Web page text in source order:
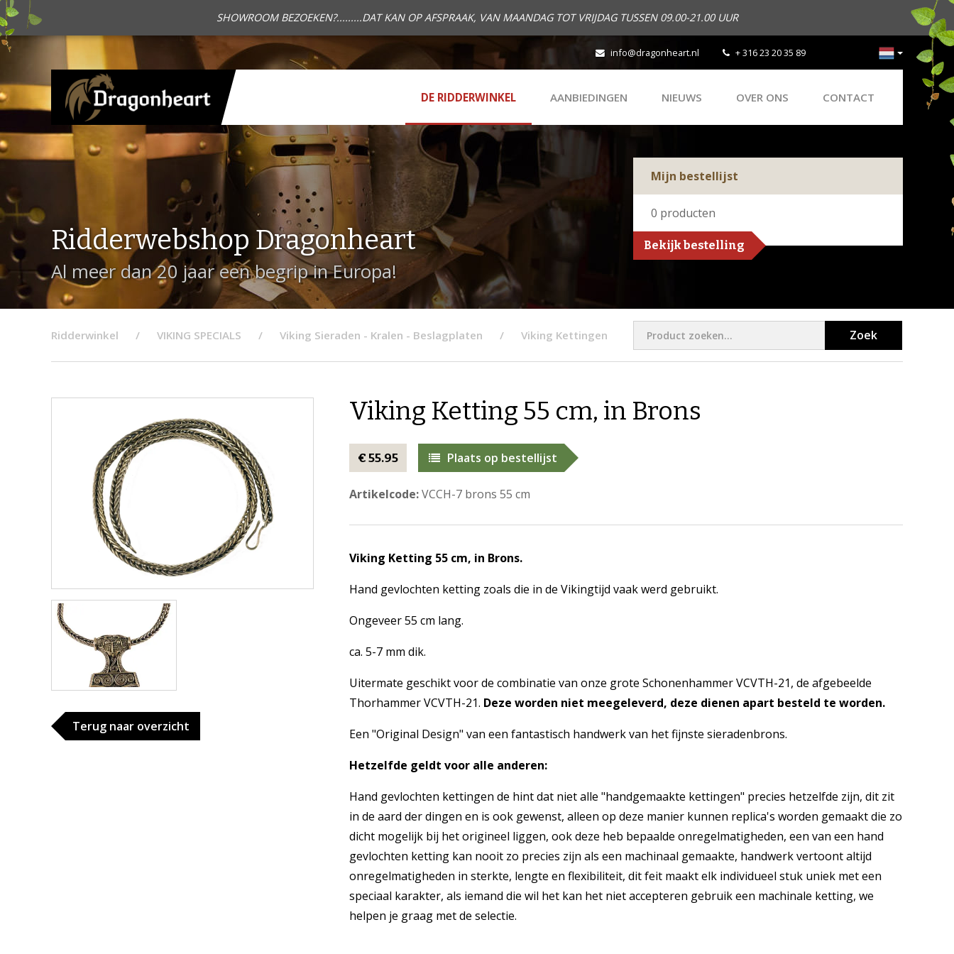
SHOWROOM BEZOEKEN?.........DAT KAN OP AFSPRAAK, VAN MAANDAG TOT VRIJDAG TUSSEN 09.00-21.00 UUR
info@dragonheart.nl + 316 23 20 35 89
DE RIDDERWINKEL AANBIEDINGEN NIEUWS OVER ONS CONTACT
Ridderwebshop Dragonheart
Al meer dan 20 jaar een begrip in Europa!
Mijn bestellijst
0 producten
Bekijk bestelling
Ridderwinkel VIKING SPECIALS Viking Sieraden - Kralen - Beslagplaten Viking Kettingen Zoek
Terug naar overzicht
Viking Ketting 55 cm, in Brons
€ 55.95 Plaats op bestellijst
Artikelcode:VCCH-7 brons 55 cm
Viking Ketting 55 cm, in Brons.
Hand gevlochten ketting zoals die in de Vikingtijd vaak werd gebruikt.
Ongeveer 55 cm lang.
ca. 5-7 mm dik.
Uitermate geschikt voor de combinatie van onze grote Schonenhammer VCVTH-21, de afgebeelde
Thorhammer VCVTH-21. Deze worden niet meegeleverd, deze dienen apart besteld te worden.
Een "Original Design" van een fantastisch handwerk van het fijnste sieradenbrons.
Hetzelfde geldt voor alle anderen:
Hand gevlochten kettingen de hint dat niet alle "handgemaakte kettingen" precies hetzelfde zijn, dit zit
in de aard der dingen en is ook gewenst, alleen op deze manier kunnen replica's worden gemaakt die zo
dicht mogelijk bij het origineel liggen, ook deze heb bepaalde onregelmatigheden, een van een hand
gevlochten ketting kan nooit zo precies zijn als een machinaal gemaakte, handwerk vertoont altijd
onregelmatigheden in sterkte, lengte en flexibiliteit, dit feit maakt elk individueel stuk uniek met een
speciaal karakter, als iemand die wil het kan het niet accepteren gebruik een machinale ketting, we
helpen je graag met de selectie.